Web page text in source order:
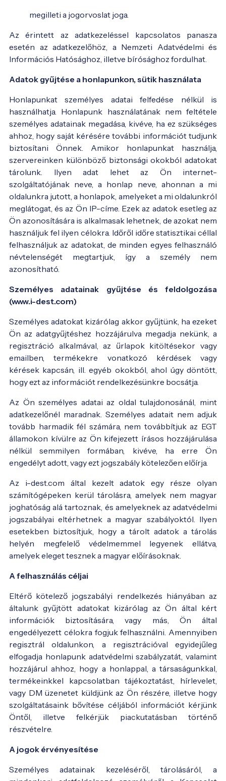
megilleti a jogorvoslat joga.
Az érintett az adatkezeléssel kapcsolatos panasza
esetén az adatkezelőhöz, a Nemzeti Adatvédelmi és
Információs Hatósághoz, illetve bírósághoz fordulhat.
Adatok gyűjtése a honlapunkon, sütik használata
Honlapunkat személyes adatai felfedése nélkül is
használhatja. Honlapunk használatának nem feltétele
személyes adatainak megadása, kivéve, ha ez szükséges
ahhoz, hogy saját kérésére további információt tudjunk
biztosítani Önnek. Amikor honlapunkat használja,
szervereinken különböző biztonsági okokból adatokat
tárolunk. Ilyen adat lehet az Ön internet-
szolgáltatójának neve, a honlap neve, ahonnan a mi
oldalunkra jutott, a honlapok, amelyeket a mi oldalunkról
meglátogat, és az Ön IP-címe. Ezek az adatok esetleg az
Ön azonosítására is alkalmasak lehetnek, de azokat nem
használjuk fel ilyen célokra. Időről időre statisztikai céllal
felhasználjuk az adatokat, de minden egyes felhasználó
névtelenségét megtartjuk, így a személy nem
azonosítható.
Személyes adatainak gyűjtése és feldolgozása
(www.i-dest.com)
Személyes adatokat kizárólag akkor gyűjtünk, ha ezeket
Ön az adatgyűjtéshez hozzájárulva megadja nekünk, a
regisztráció alkalmával, az űrlapok kitöltésekor vagy
emailben, termékekre vonatkozó kérdések vagy
kérések kapcsán, ill. egyéb okokból, ahol úgy döntött,
hogy ezt az információt rendelkezésünkre bocsátja.
Az Ön személyes adatai az oldal tulajdonosánál, mint
adatkezelőnél maradnak. Személyes adatait nem adjuk
tovább harmadik fél számára, nem továbbítjuk az EGT
államokon kívülre az Ön kifejezett írásos hozzájárulása
nélkül semmilyen formában, kivéve, ha erre Ön
engedélyt adott, vagy ezt jogszabály kötelezően előírja.
Az i-dest.com által kezelt adatok egy része olyan
számítógépeken kerül tárolásra, amelyek nem magyar
joghatóság alá tartoznak, és amelyeknek az adatvédelmi
jogszabályai eltérhetnek a magyar szabályoktól. Ilyen
esetekben biztosítjuk, hogy a tárolt adatok a tárolás
helyén megfelelő védelmemmel legyenek ellátva,
amelyek eleget tesznek a magyar előírásoknak.
A felhasználás céljai
Eltérő kötelező jogszabályi rendelkezés hiányában az
általunk gyűjtött adatokat kizárólag az Ön által kért
információk biztosítására, vagy más, Ön által
engedélyezett célokra fogjuk felhasználni. Amennyiben
regisztrál oldalunkon, a regisztrációval egyidejűleg
elfogadja honlapunk adatvédelmi szabályzatát, valamint
hozzájárul ahhoz, hogy a honlappal, a társaságunkkal,
termékeinkkel kapcsolatban tájékoztatást, hírlevelet,
vagy DM üzenetet küldjünk az Ön részére, illetve hogy
szolgáltatásaink bővítése céljából információt kérjünk
Öntől, illetve felkérjük piackutatásban történő
részvételre.
A jogok érvényesítése
Személyes adatainak kezeléséről, tárolásáról, a